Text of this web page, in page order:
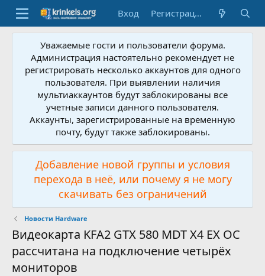
Вход Регистрация
Уважаемые гости и пользователи форума.
Администрация настоятельно рекомендует не
регистрировать несколько аккаунтов для одного
пользователя. При выявлении наличия
мультиаккаунтов будут заблокированы все
учетные записи данного пользователя.
Аккаунты, зарегистрированные на временную
почту, будут также заблокированы.
Добавление новой группы и условия
перехода в неё, или почему я не могу
скачивать без ограничений
Новости Hardware
Видеокарта KFA2 GTX 580 MDT X4 EX OC
рассчитана на подключение четырёх
мониторов